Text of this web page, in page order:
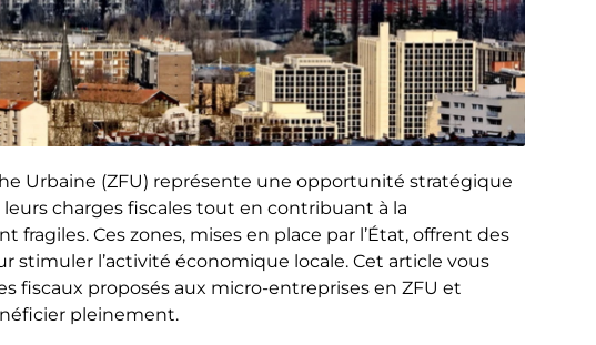
Urbaine (ZFU) représente une opportunité stratégique
charges fiscales tout en contribuant à la
Ces zones, mises en place par l’État, offrent des
stimuler l’activité économique locale. Cet article vous
fiscaux proposés aux micro-entreprises en ZFU et
pleinement.